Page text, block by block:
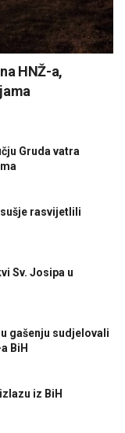
HNŽ-a,
Gruda vatra
rasvijetlili
Sv. Josipa u
gašenju sudjelovali
BiH
iz BiH